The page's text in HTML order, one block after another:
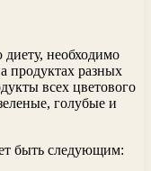
необходимо
продуктах разных
всех цветового
голубые и
быть следующим: